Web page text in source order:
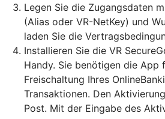
Legen Sie die Zugangsdaten
(Alias oder VR-NetKey) und
laden Sie die
Installieren Sie die VR
Handy. Sie benötigen die App
Freischaltung Ihres
Transaktionen. Den
Post. Mit der Eingabe des